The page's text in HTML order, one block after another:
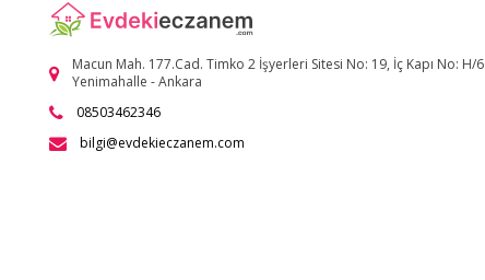
Macun Mah. 177.Cad. Timko 2 İşyerleri Sitesi No: 19, İç Kapı No: H/6
Yenimahalle - Ankara
08503462346
bilgi@evdekieczanem.com